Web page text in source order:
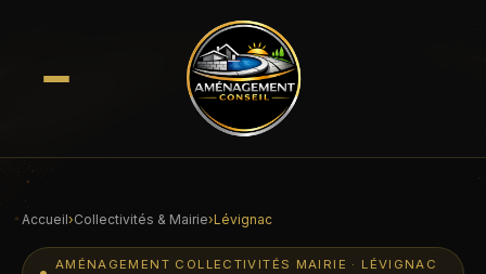
Accueil›Collectivités & Mairie›Lévignac
AMÉNAGEMENT COLLECTIVITÉS MAIRIE · LÉVIGNAC